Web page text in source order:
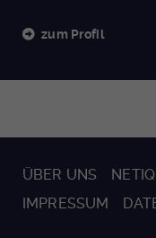
zum Profil
ÜBER UNS
IMPRESSUM